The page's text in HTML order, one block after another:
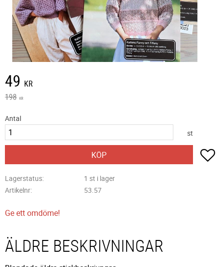
Nedsatt pris:
49 KR
Ordinarie pris:
198 KR
Antal
st
KÖP
Lagerstatus
1 st i lager
Artikelnr
53.57
Ge ett omdöme!
ÄLDRE BESKRIVNINGAR